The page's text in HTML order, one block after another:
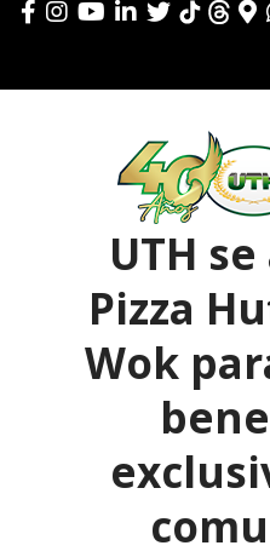
mayo
UTH se
Pizza
Wok